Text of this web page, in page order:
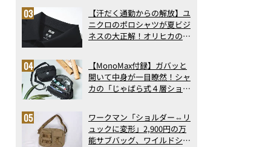
ト3】（2026年6月版）
【汗だく通勤からの解放】ユ
ニクロのポロシャツが夏ビジ
ネスの大正解！オリヒカの透
アの実力
【MonoMax付録】ガバッと
開いて中身が一目瞭然！シャ
カの「じゃばら式４層ショル
った！
ワークマン「ショルダー⇔リ
ュックに変形」2,900円の万
能サブバッグ、ワイルドシン